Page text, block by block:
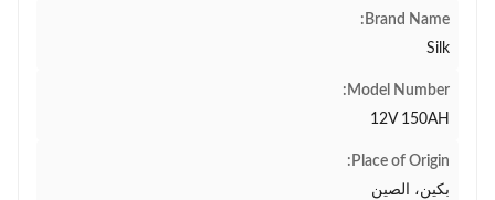
Brand Name:
Silk
Model Number:
12V 150AH
Place of Origin:
بكين، الصين